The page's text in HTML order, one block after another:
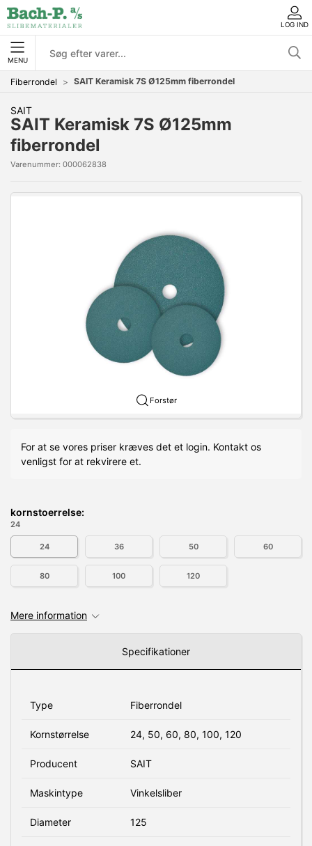
LOG IND
MENU
Fiberrondel SAIT Keramisk 7S Ø125mm fiberrondel
SAIT
SAIT Keramisk 7S Ø125mm
fiberrondel
Varenummer: 000062838
Forstør
For at se vores priser kræves det et login. Kontakt os
venligst for at rekvirere et.
kornstoerrelse:
24
24 36 50 60
80 100 120
Mere information
Specifikationer
Type Fiberrondel
Kornstørrelse 24, 50, 60, 80, 100, 120
Producent SAIT
Maskintype Vinkelsliber
Diameter 125